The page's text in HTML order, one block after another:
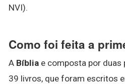
NVI).
Como foi feita a
A Bíblia e composta por duas
39 livros, que foram escritos